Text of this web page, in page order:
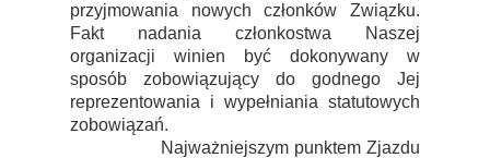
przyjmowania nowych członków Związku.
Fakt nadania członkostwa Naszej
organizacji winien być dokonywany w
sposób zobowiązujący do godnego Jej
reprezentowania i wypełniania statutowych
zobowiązań.
Najważniejszym punktem Zjazdu